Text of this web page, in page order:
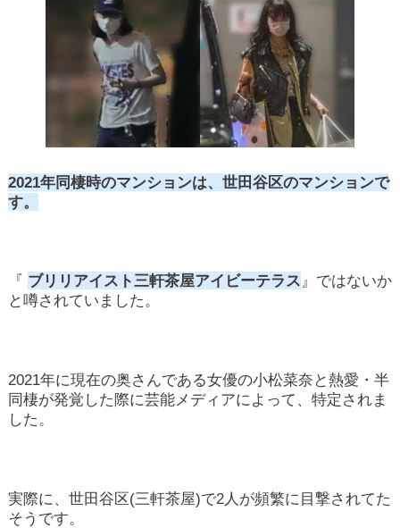
2021年同棲時のマンションは、世田谷区のマンションで
す。
『 ブリリアイスト三軒茶屋アイビーテラス』ではないか
と噂されていました。
2021年に現在の奥さんである女優の小松菜奈と熱愛・半
同棲が発覚した際に芸能メディアによって、特定されま
した。
実際に、世田谷区(三軒茶屋)で2人が頻繁に目撃されてた
そうです。